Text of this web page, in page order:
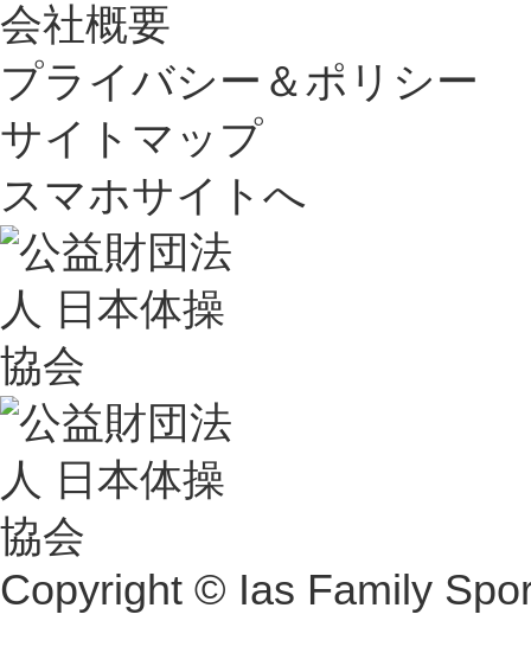
会社概要
プライバシー＆ポリシー
サイトマップ
スマホサイトへ
Copyright © Ias Family